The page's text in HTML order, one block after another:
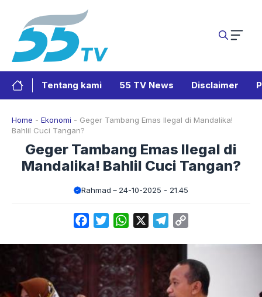
Tentang kami 55 TV News Disclaimer
Home - Ekonomi - Geger Tambang Emas Ilegal di Mandalika!
Bahlil Cuci Tangan?
Geger Tambang Emas Ilegal di
Mandalika! Bahlil Cuci Tangan?
Rahmad 24-10-2025 - 21.45
FacebookTwitterWhatsApp Telegram